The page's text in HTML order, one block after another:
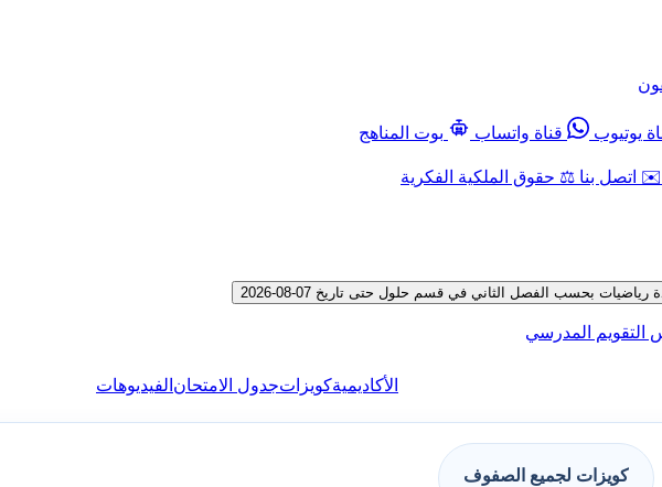
يوتيوب قناة واتساب
بوت المناهج
✉️ اتصل بنا ⚖️ حقوق الملكية الفكرية
بحسب الفصل الثاني في قسم حلول حتى تاريخ 07-08-2026
التقويم المدرسي
الأكاديميةكويزاتجدول الامتحان الفيديوهات
كويزات لجميع الصفوف